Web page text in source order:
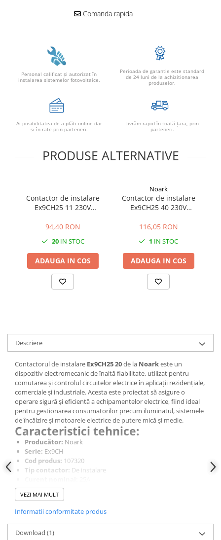
Comanda rapida
Personal calificat şi autorizat în
instalarea sistemelor fotovoltaice.
Perioada de garantie este standard
de 24 luni de la achizitionarea
produselor.
Ai posibilitatea de a plăti online dar
şi în rate prin parteneri.
Livrăm rapid în toată țara, prin
parteneri.
PRODUSE ALTERNATIVE
Contactor de instalare
Ex9CH25 11 230V
94,40 RON
20IN STOC
ADAUGA IN COS
Noark
Contactor de instalare
Ex9CH25 40 230V
116,05 RON
1 IN STOC
ADAUGA IN COS
Descriere
Contactorul de instalare Ex9CH25 20de la Noarkeste un
dispozitiv electromecanic de înaltă fiabilitate, utilizat pentru
comutarea și controlul circuitelor electrice în aplicații rezidențiale,
comerciale și industriale. Acesta este proiectat să asigure o
operare sigură și eficientă a echipamentelor electrice, fiind ideal
pentru gestionarea consumatorilor precum iluminatul, sistemele
de încălzire și motoarele electrice de putere mică și medie.
Caracteristici tehnice:
Producător: Noark
Serie: Ex9CH
Cod produs: 107320
Tip contactor: De instalare
Configurație contacte:
Tensiune de comandă:
Frecvență: 50/60 Hz
Durată de viață mecanică:
Durată de viață electrică:Până la 100.000 de operațiuni
Montaj:Pe șină DIN (35 mm)
VEZI MAI MULT
Informatii conformitate produs
Download (1)